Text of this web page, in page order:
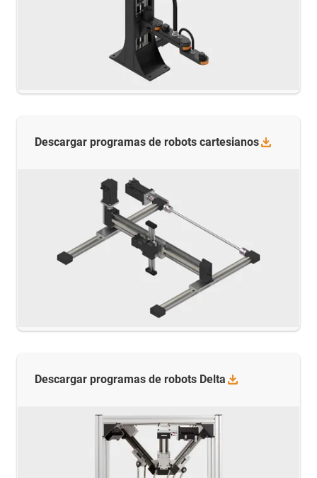
Descargar programas de robots cartesianos
Descargar programas de robots Delta